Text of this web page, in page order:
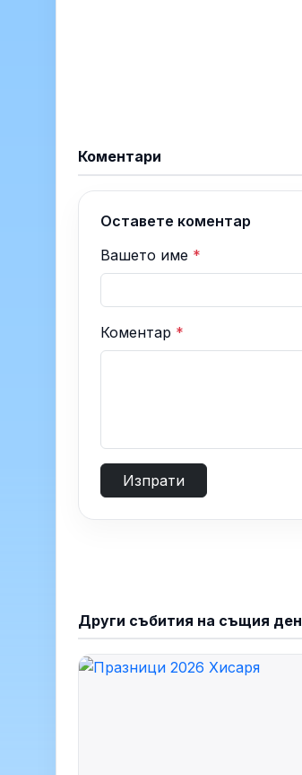
Коментари
Оставете коментар
Вашето име *
Коментар *
Изпрати
Други събития на същия ден